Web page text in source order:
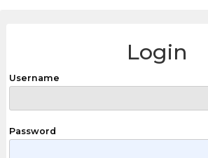
Login
Username
Password